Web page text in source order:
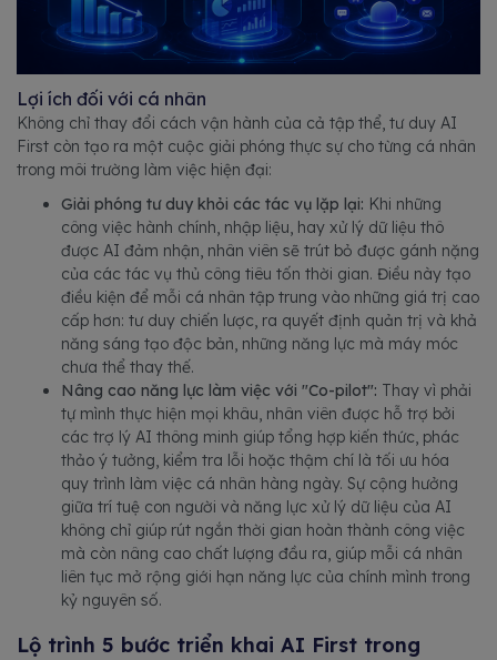
Lợi ích đối với cá nhân
Không chỉ thay đổi cách vận hành của cả tập thể, tư duy AI
First còn tạo ra một cuộc giải phóng thực sự cho từng cá nhân
trong môi trường làm việc hiện đại:
Giải phóng tư duy khỏi các tác vụ lặp lại: Khi những
công việc hành chính, nhập liệu, hay xử lý dữ liệu thô
được AI đảm nhận, nhân viên sẽ trút bỏ được gánh nặng
của các tác vụ thủ công tiêu tốn thời gian. Điều này tạo
điều kiện để mỗi cá nhân tập trung vào những giá trị cao
cấp hơn: tư duy chiến lược, ra quyết định quản trị và khả
năng sáng tạo độc bản, những năng lực mà máy móc
chưa thể thay thế.
Nâng cao năng lực làm việc với "Co-pilot": Thay vì phải
tự mình thực hiện mọi khâu, nhân viên được hỗ trợ bởi
các trợ lý AI thông minh giúp tổng hợp kiến thức, phác
thảo ý tưởng, kiểm tra lỗi hoặc thậm chí là tối ưu hóa
quy trình làm việc cá nhân hàng ngày. Sự cộng hưởng
giữa trí tuệ con người và năng lực xử lý dữ liệu của AI
không chỉ giúp rút ngắn thời gian hoàn thành công việc
mà còn nâng cao chất lượng đầu ra, giúp mỗi cá nhân
liên tục mở rộng giới hạn năng lực của chính mình trong
kỷ nguyên số.
Lộ trình 5 bước triển khai AI First trong